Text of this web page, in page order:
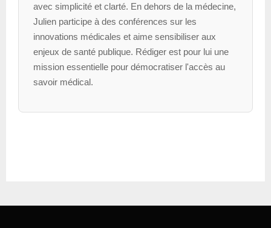
avec simplicité et clarté. En dehors de la médecine,
Julien participe à des conférences sur les
innovations médicales et aime sensibiliser aux
enjeux de santé publique. Rédiger est pour lui une
mission essentielle pour démocratiser l'accès au
savoir médical.